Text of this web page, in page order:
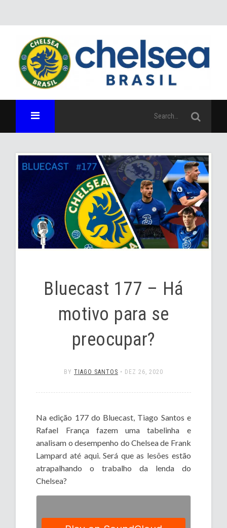
Bluecast 177 – Há
motivo para se
preocupar?
BY TIAGO SANTOS • DEZ 26, 2020
Na edição 177 do Bluecast, Tiago Santos e
Rafael França fazem uma tabelinha e
analisam o desempenho do Chelsea de Frank
Lampard até aqui. Será que as lesões estão
atrapalhando o trabalho da lenda do
Chelsea?